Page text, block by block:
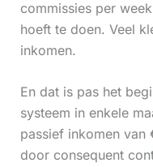
commissies per
hoeft te doen. Veel
inkomen.
En dat is pas het
systeem in enkele
passief inkomen van
door consequent